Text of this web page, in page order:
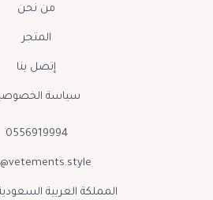
من نحن
المتجر
إتصل بنا
سياسة
0556919994
المملكة العربية